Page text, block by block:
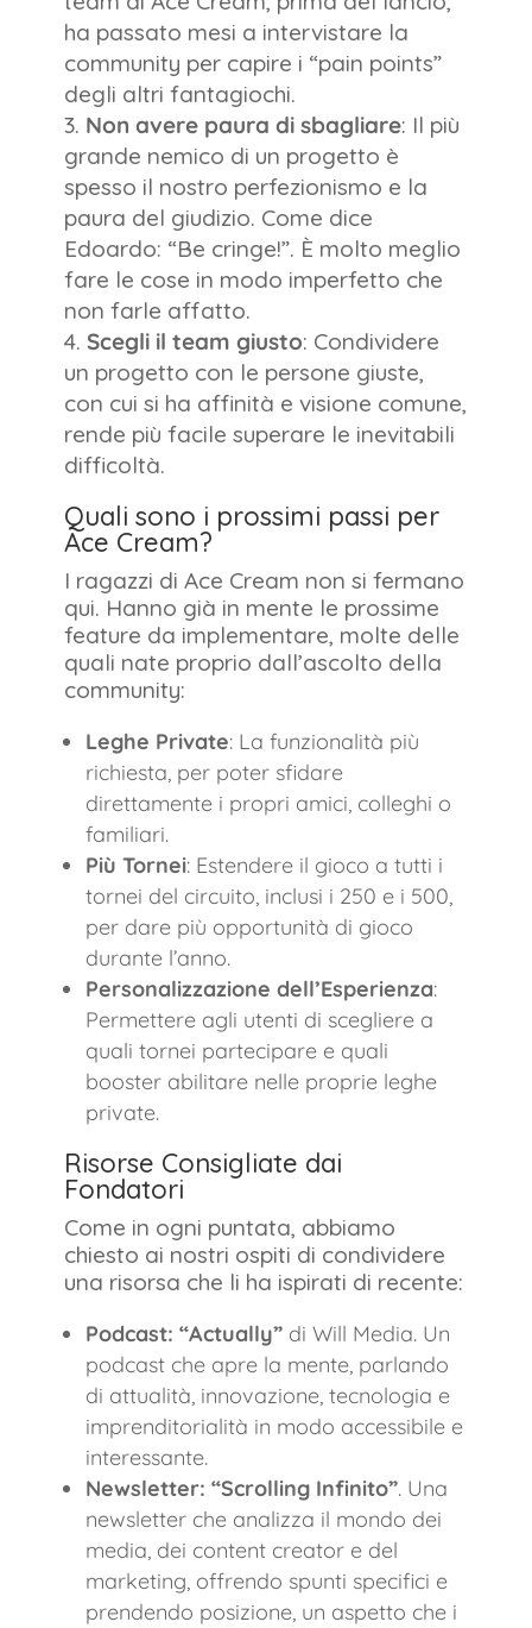
ha passato mesi a intervistare la
community per capire i “pain points”
degli altri fantagiochi.
Non avere paura di sbagliare: Il più
grande nemico di un progetto è
spesso il nostro perfezionismo e la
paura del giudizio. Come dice
Edoardo: “Be cringe!”. È molto meglio
fare le cose in modo imperfetto che
non farle affatto.
Scegli il team giusto: Condividere
un progetto con le persone giuste,
con cui si ha affinità e visione comune,
rende più facile superare le inevitabili
difficoltà.
Quali sono i prossimi passi per
Ace Cream?
I ragazzi di Ace Cream non si fermano
qui. Hanno già in mente le prossime
feature da implementare, molte delle
quali nate proprio dall’ascolto della
community:
Leghe Private: La funzionalità più
richiesta, per poter sfidare
direttamente i propri amici, colleghi o
familiari.
Più Tornei: Estendere il gioco a tutti i
tornei del circuito, inclusi i 250 e i 500,
per dare più opportunità di gioco
durante l’anno.
Personalizzazione dell’Esperienza:
Permettere agli utenti di scegliere a
quali tornei partecipare e quali
booster abilitare nelle proprie leghe
private.
Risorse Consigliate dai
Fondatori
Come in ogni puntata, abbiamo
chiesto ai nostri ospiti di condividere
una risorsa che li ha ispirati di recente:
Podcast: “Actually”di Will Media. Un
podcast che apre la mente, parlando
di attualità, innovazione, tecnologia e
imprenditorialità in modo accessibile e
interessante.
Newsletter: “Scrolling Infinito”. Una
newsletter che analizza il mondo dei
media, dei content creator e del
marketing, offrendo spunti specifici e
prendendo posizione, un aspetto che i